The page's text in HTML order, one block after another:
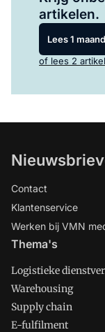
artikelen.
Lees 1
of lees 2
Contact
Klantenservice
Werken bij VMN
Thema's
Logistieke
Warehousing
Supply chain
E-fulfilment